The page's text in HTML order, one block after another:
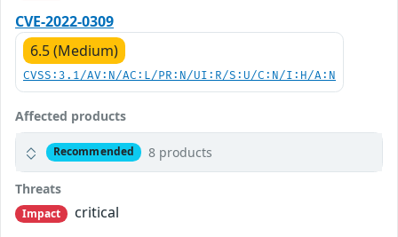
CVE-2022-0309
6.5 (Medium)
CVSS:3.1/AV:N/AC:L/PR:N/UI:R/S:U/C:N/I:H/A:N
Affected products
Recommended 8 products
Threats
Impact
critical